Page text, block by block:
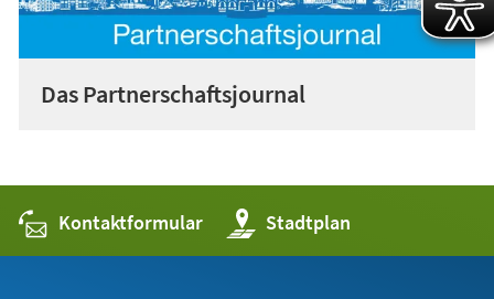
Das Partnerschaftsjournal
Kontaktformular Stadtplan
(Öffnet
in
einem